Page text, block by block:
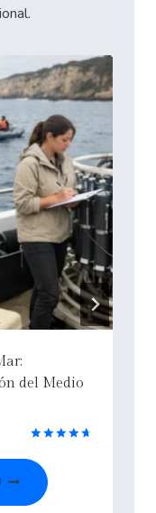
Judicial
Valorado
con
de 5